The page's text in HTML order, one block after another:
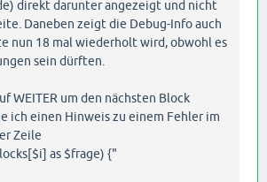
direkt darunter angezeigt und nicht
Daneben zeigt die Debug-Info auch
nun 18 mal wiederholt wird, obwohl es
sein dürften.
WEITER um den nächsten Block
ich einen Hinweis zu einem Fehler im
Zeile
as $frage) {"